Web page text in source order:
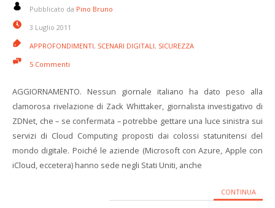
Pubblicato da Pino Bruno
3 Luglio 2011
APPROFONDIMENTI, SCENARI DIGITALI, SICUREZZA
5 Commenti
AGGIORNAMENTO. Nessun giornale italiano ha dato peso alla
clamorosa rivelazione di Zack Whittaker, giornalista investigativo di
ZDNet, che – se confermata – potrebbe gettare una luce sinistra sui
servizi di Cloud Computing proposti dai colossi statunitensi del
mondo digitale. Poiché le aziende (Microsoft con Azure, Apple con
iCloud, eccetera) hanno sede negli Stati Uniti, anche
CONTINUA